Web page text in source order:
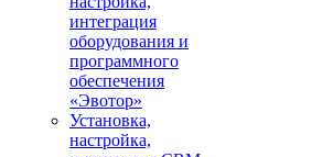
интеграция
оборудования и
программного
обеспечения
«Эвотор»
Установка,
настройка,